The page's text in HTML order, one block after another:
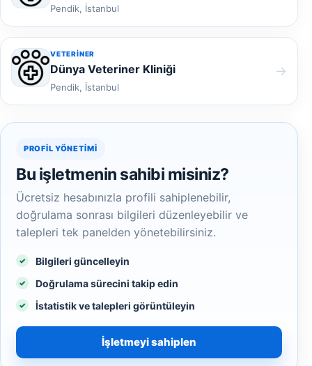
Pendik, İstanbul
VETERINER
Dünya Veteriner Kliniği
Pendik, İstanbul
→
PROFIL YÖNETIMI
Bu işletmenin sahibi misiniz?
Ücretsiz hesabınızla profili sahiplenebilir,
doğrulama sonrası bilgileri düzenleyebilir ve
talepleri tek panelden yönetebilirsiniz.
Bilgileri güncelleyin
Doğrulama sürecini takip edin
İstatistik ve talepleri görüntüleyin
İşletmeyi sahiplen